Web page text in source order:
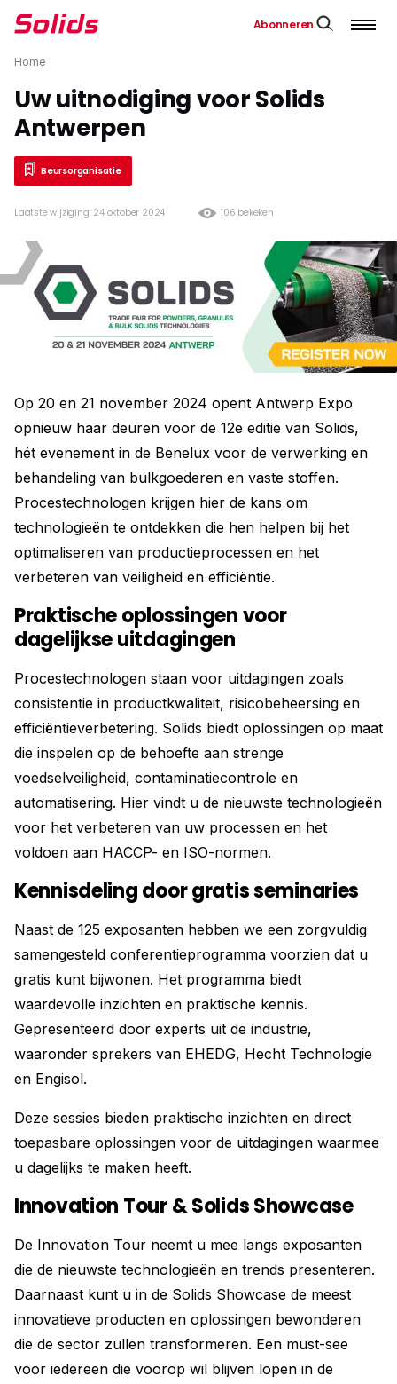
Abonneren
Home
Uw uitnodiging voor Solids
Antwerpen
Beursorganisatie
106 bekeken
Laatste wijziging: 24 oktober 2024
Op 20 en 21 november 2024 opent Antwerp Expo
opnieuw haar deuren voor de 12e editie van Solids,
hét evenement in de Benelux voor de verwerking en
behandeling van bulkgoederen en vaste stoffen.
Procestechnologen krijgen hier de kans om
technologieën te ontdekken die hen helpen bij het
optimaliseren van productieprocessen en het
verbeteren van veiligheid en efficiëntie.
Praktische oplossingen voor
dagelijkse uitdagingen
Procestechnologen staan voor uitdagingen zoals
consistentie in productkwaliteit, risicobeheersing en
efficiëntieverbetering. Solids biedt oplossingen op maat
die inspelen op de behoefte aan strenge
voedselveiligheid, contaminatiecontrole en
automatisering. Hier vindt u de nieuwste technologieën
voor het verbeteren van uw processen en het
voldoen aan HACCP- en ISO-normen.
Kennisdeling door gratis seminaries
Naast de 125 exposanten hebben we een zorgvuldig
samengesteld conferentieprogramma voorzien dat u
gratis kunt bijwonen. Het programma biedt
waardevolle inzichten en praktische kennis.
Gepresenteerd door experts uit de industrie,
waaronder sprekers van EHEDG, Hecht Technologie
en Engisol.
Deze sessies bieden praktische inzichten en direct
toepasbare oplossingen voor de uitdagingen waarmee
u dagelijks te maken heeft.
Innovation Tour & Solids Showcase
De Innovation Tour neemt u mee langs exposanten
die de nieuwste technologieën en trends presenteren.
Daarnaast kunt u in de Solids Showcase de meest
innovatieve producten en oplossingen bewonderen
die de sector zullen transformeren. Een must-see
voor iedereen die voorop wil blijven lopen in de